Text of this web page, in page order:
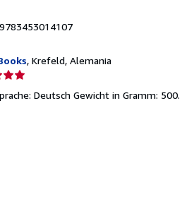
, Krefeld, Alemania
Deutsch Gewicht in Gramm: 500.